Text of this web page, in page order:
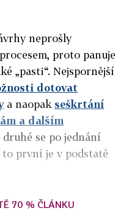
neprošly
proto panuje
„pasti“. Nejspornější
dotovat
a naopak seškrtání
a dalším
druhé se po jednání
první je v podstatě
70 % ČLÁNKU